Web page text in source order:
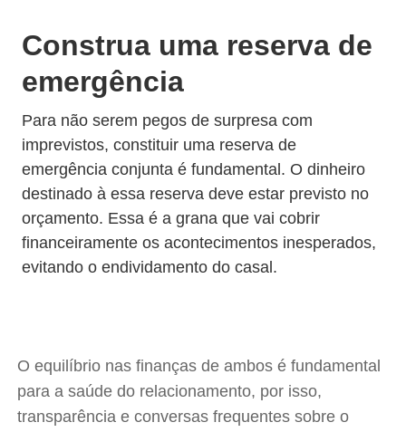
Construa uma reserva de
emergência
Para não serem pegos de surpresa com
imprevistos, constituir uma reserva de
emergência conjunta é fundamental. O dinheiro
destinado à essa reserva deve estar previsto no
orçamento. Essa é a grana que vai cobrir
financeiramente os acontecimentos inesperados,
evitando o endividamento do casal.
O equilíbrio nas finanças de ambos é fundamental
para a saúde do relacionamento, por isso,
transparência e conversas frequentes sobre o